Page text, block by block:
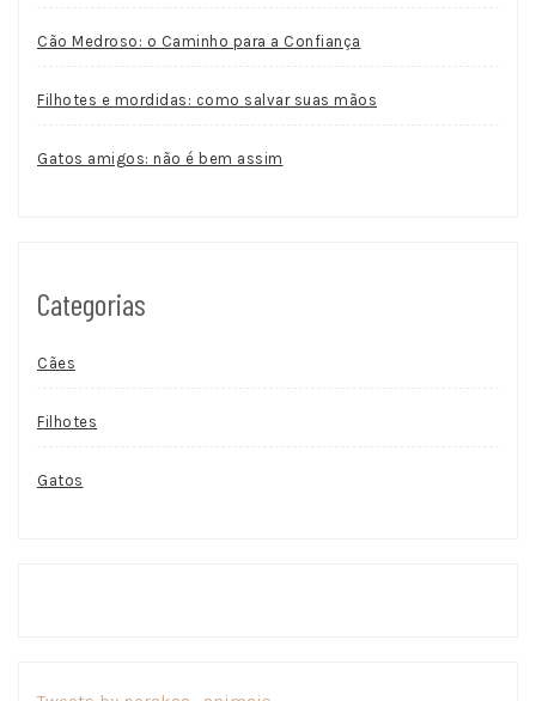
Cão Medroso: o Caminho para a Confiança
Filhotes e mordidas: como salvar suas mãos
Gatos amigos: não é bem assim
Categorias
Cães
Filhotes
Gatos